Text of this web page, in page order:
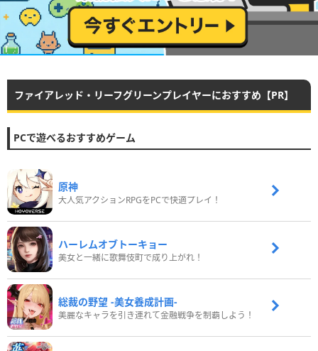
ファイアレッド・リーフグリーンプレイヤーにおすすめ【PR】
PCで遊べるおすすめゲーム
原神
大人気アクションRPGをPCで快適プレイ！
ハーレムオブトーキョー
美女と一緒に歌舞伎町で成り上がれ！
総裁の野望 -美女養成計画-
美麗なキャラを引き連れて金融戦争を制覇しよう！